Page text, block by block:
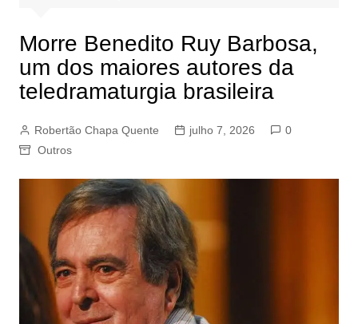
Morre Benedito Ruy Barbosa,
um dos maiores autores da
teledramaturgia brasileira
Robertão Chapa Quente julho 7, 2026
0
Outros